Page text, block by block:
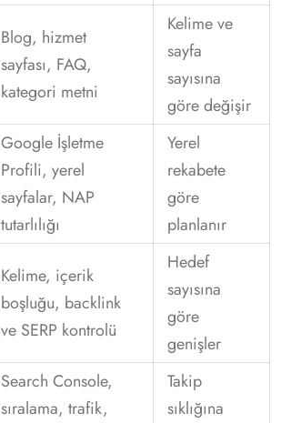
Blog, hizmet
sayfası, FAQ,
kategori metni
Kelime ve
sayfa
sayısına
göre değişir
Google İşletme
Profili, yerel
sayfalar, NAP
tutarlılığı
Yerel
rekabete
göre
planlanır
Kelime, içerik
boşluğu, backlink
ve SERP kontrolü
Hedef
sayısına
göre
genişler
Search Console,
sıralama, trafik,
Takip
sıklığına